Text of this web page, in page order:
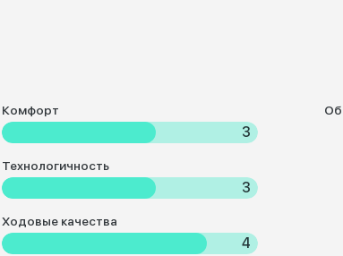
Комфорт
3
Технологичность
3
Ходовые качества
4